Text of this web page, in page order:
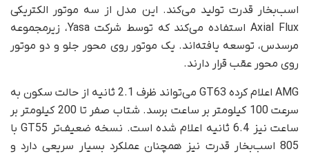
اسب‌بخار قدرت تولید می‌کند. این مدل از سه موتور الکتریکی
Axial Flux استفاده می‌کند که توسط شرکت Yasa، زیرمجموعه
مرسدس، توسعه یافته‌اند. یک موتور روی محور جلو و دو موتور
روی محور عقب قرار دارند.
AMG اعلام کرده GT63 می‌تواند ظرف 2.1 ثانیه از حالت سکون به
سرعت 100 کیلومتر بر ساعت برسد. شتاب صفر تا 200 کیلومتر بر
ساعت نیز 6.4 ثانیه اعلام شده است. نسخه ضعیف‌تر GT55 با
805 اسب‌بخار قدرت نیز همچنان عملکرد بسیار سریعی دارد و